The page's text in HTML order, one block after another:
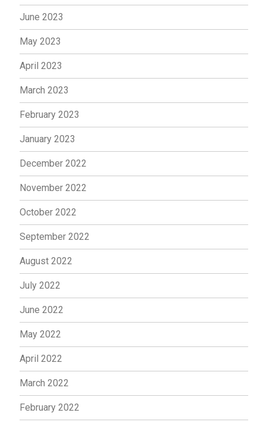
June 2023
May 2023
April 2023
March 2023
February 2023
January 2023
December 2022
November 2022
October 2022
September 2022
August 2022
July 2022
June 2022
May 2022
April 2022
March 2022
February 2022